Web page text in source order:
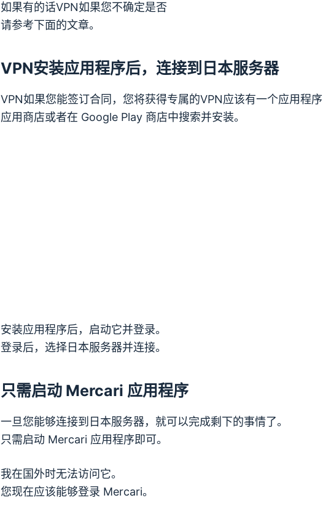
如果有的话VPN如果您不确定是否
请参考下面的文章。
VPN安装应用程序后，连接到日本服务器
VPN如果您能签订合同，您将获得专属的VPN应该有一个应用程序
应用商店或者在 Google Play 商店中搜索并安装。
安装应用程序后，启动它并登录。
登录后，选择日本服务器并连接。
只需启动 Mercari 应用程序
一旦您能够连接到日本服务器，就可以完成剩下的事情了。
只需启动 Mercari 应用程序即可。
我在国外时无法访问它。
您现在应该能够登录 Mercari。